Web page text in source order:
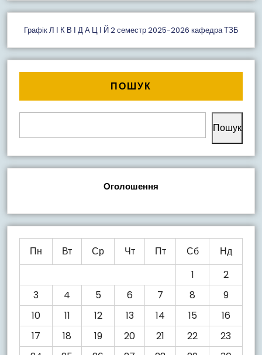
Графік Л І К В І Д А Ц І Й 2 семестр 2025-2026 кафедра ТЗБ
ПОШУК
Пошук
Оголошення
Пн Вт Ср Чт Пт Сб
Нд
1
2
3
4 5 6 7 8
9
10
11 12 13 14 15
16
17
18 19 20 21 22
23